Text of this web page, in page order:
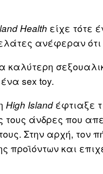
Health είχε τότε
ανέφεραν
καλύτερη
sex toy.
High Islandέφτιαξε
άνδρες που
Στην αρχή,
προϊόντων και